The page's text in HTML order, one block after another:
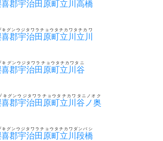
郡宇治田原町立川高橋
郡宇治田原町立川立川
キグンウジタワラチョウタチカワタチカワ
郡宇治田原町立川谷
キグンウジタワラチョウタチカワタニ
郡宇治田原町立川谷ノ奥
キグンウジタワラチョウタチカワタニノオク
郡宇治田原町立川段橋
キグンウジタワラチョウタチカワダンバシ